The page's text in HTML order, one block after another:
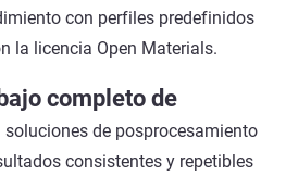
con perfiles predefinidos
la licencia Open Materials.
completo de
soluciones de posprocesamiento
consistentes y repetibles